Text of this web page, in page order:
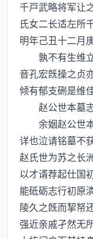
千戸武略将军让
氏女二长适左所
明年己丑十二月
孰不有生维立
音孔宏旣操之贞
倾有郁支硎是维
赵公世本墓
余姻赵公世本
详也泣请铭墓不
赵氏世为苏之长
以才谞荐起仕国
能砥砺志行初原
陵久之旣而挈帑
强近亲戚孑然无